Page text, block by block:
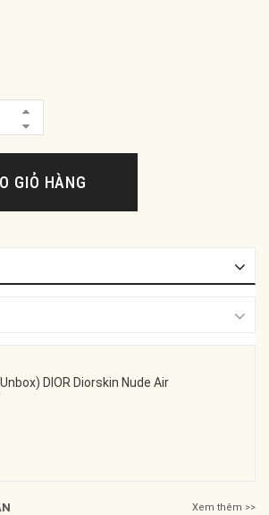
GIỎ HÀNG
DIOR Diorskin Nude Air
Xem thêm >>